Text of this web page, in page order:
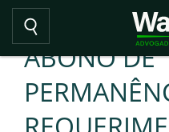
ABONO DE